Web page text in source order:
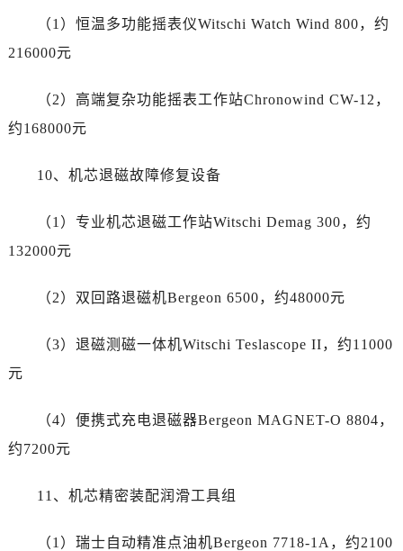
云南省怒江傈僳族自治州泸水市人民路名士售后服务中心（需提前预约）
云南省文山壮族苗族自治州文山市东风路名士售后服务中心（需提前预约）
福建省泉州市丰泽区宝洲路729号浦西万达中心写字楼A座7楼709室名士售后服务中心（需提前预约）
（1）恒温多功能摇表仪Witschi Watch Wind 800，约
216000元
（2）高端复杂功能摇表工作站Chronowind CW-12，
约168000元
10、机芯退磁故障修复设备
（1）专业机芯退磁工作站Witschi Demag 300，约
132000元
（2）双回路退磁机Bergeon 6500，约48000元
（3）退磁测磁一体机Witschi Teslascope II，约11000
元
（4）便携式充电退磁器Bergeon MAGNET-O 8804，
约7200元
11、机芯精密装配润滑工具组
（1）瑞士自动精准点油机Bergeon 7718-1A，约2100